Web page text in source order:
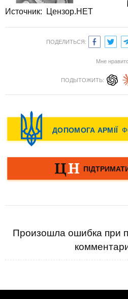
Источник: Цензор.НЕТ
ПОДЕЛИТЬСЯ:
Мне
ПОДЫТОЖИТЬ:
Произошла ошибка при